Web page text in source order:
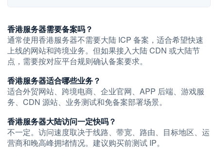
香港服务器需要备案吗？
通常使用香港服务器不需要大陆 ICP 备案，适合希望快速
上线的网站和跨境业务。但如果接入大陆 CDN 或大陆节
点，需要按对应平台规则确认备案要求。
香港服务器适合哪些业务？
适合外贸网站、跨境电商、企业官网、APP 后端、游戏服
务、CDN 源站、业务测试和免备案部署场景。
香港服务器大陆访问一定快吗？
不一定。访问速度取决于线路、带宽、路由、目标地区、运
营商和晚高峰拥堵情况。建议购买前测试 IP。